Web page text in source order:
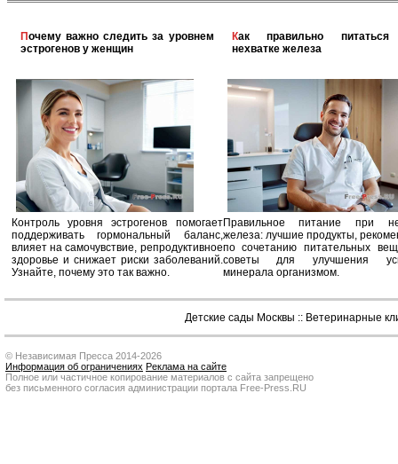
Почему важно следить за уровнем
эстрогенов у женщин
Контроль уровня эстрогенов помогает
поддерживать гормональный баланс,
влияет на самочувствие, репродуктивное
здоровье и снижает риски заболеваний.
Узнайте, почему это так важно.
Как правильно питаться при
нехватке железа
Правильное питание при
железа: лучшие продукты,
по сочетанию питательных
советы для улучшения
минерала организмом.
Детские сады Москвы :: Ветеринарные
© Независимая Пресса 2014-2026
Информация об ограничениях Реклама на сайте
Полное или частичное копирование материалов с сайта запрещено
без письменного согласия администрации портала Free-Press.RU